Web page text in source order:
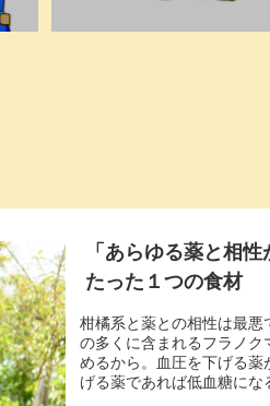
「あらゆる薬と相
たった１つの食材
柑橘系と薬との相性は最
の多くに含まれるフラノ
めるから。血圧を下げる
げる薬であれば低血糖にな